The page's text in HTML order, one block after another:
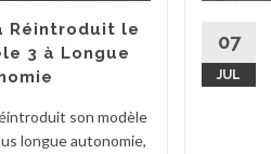
Réintroduit le
3 à Longue
son modèle
longue autonomie,
07
JUL